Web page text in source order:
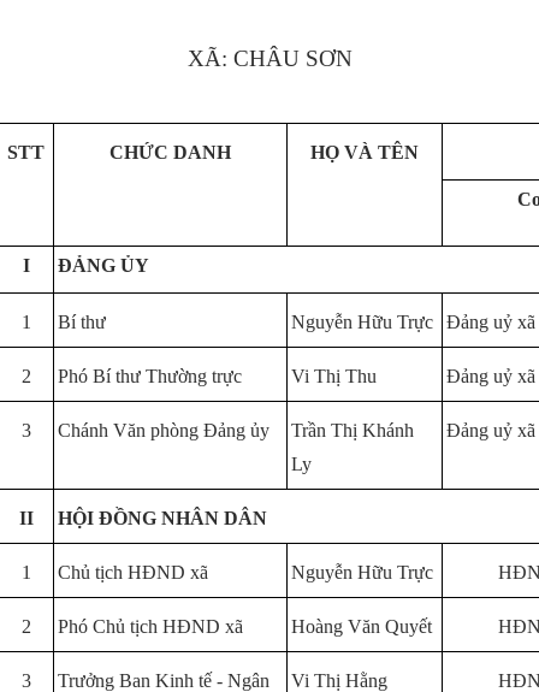
XÃ: CHÂU SƠN
STT CHỨC DANH HỌ VÀ TÊN
I ĐẢNG ỦY
1 Bí thư Nguyễn Hữu Trực Đảng uỷ xã
2 Phó Bí thư Thường trực Vi Thị Thu Đảng uỷ xã
3 Chánh Văn phòng Đảng ủy
Trần Thị Khánh
Ly
Đảng uỷ xã
II HỘI ĐỒNG NHÂN DÂN
1 Chủ tịch HĐND xã Nguyễn Hữu Trực
2 Phó Chủ tịch HĐND xã Hoàng Văn Quyết
3
Trưởng Ban Kinh tế - Ngân
Vi Thị Hằng